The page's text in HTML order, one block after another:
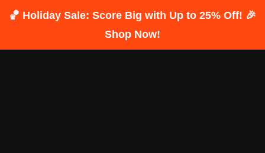
🏀 Holiday Sale: Score Big with Up to 25% Off! 🎉
Shop Now!